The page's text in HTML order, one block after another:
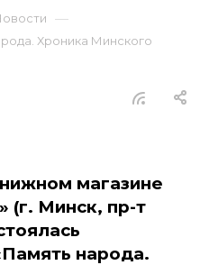
—
Хроника Минского
магазине
(г. Минск, пр-т
народа.